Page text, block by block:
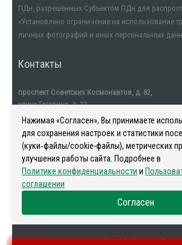
ПДн, разрешённых Субъектом ПДн для
«Установлено ограничение на использование
личных фотографий и иных персональных
Контакты
проспект Советских Космонавтов, д. 82,
улица Гагарина, д. 12
тел. +7911-554-32-32
Наша история
© ООО «Регион С»
Нажимая «Согласен», Вы принимаете
для сохранения настроек и статистики
(куки‑файлы/cookie-файлы), метрических
улучшения работы сайта. Подробнее в
Политике конфиденциальности и
соглашении
Согласен